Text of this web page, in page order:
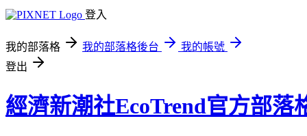
登入
我的部落格 我的部落格後台
我的帳號
登出
經濟新潮社EcoTrend官方部落